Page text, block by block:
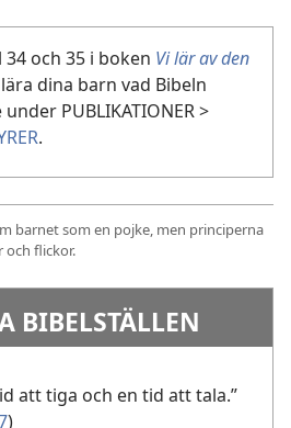
och 35 i boken Vi lär av den
dina barn vad Bibeln
PUBLIKATIONER >
.
barnet som en pojke, men principerna
och flickor.
BIBELSTÄLLEN
att tiga och en tid att tala.”
)